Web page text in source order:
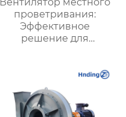
проветривания:
Эффективное
решение для
рабочих местах